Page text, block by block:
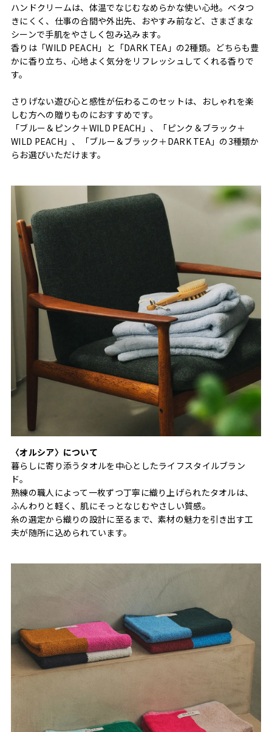
ハンドクリームは、体温でなじむなめらかな使い心地。ベタつ
きにくく、仕事の合間や外出先、おやすみ前など、さまざまな
シーンで手肌をやさしく包み込みます。
香りは「WILD PEACH」と「DARK TEA」の2種類。どちらも豊
かに香り立ち、心地よく気分をリフレッシュしてくれる香りで
す。
さりげない遊び心と感性が伝わるこのセットは、おしゃれを楽
しむ方への贈りものにおすすめです。
「ブルー＆ピンク＋WILD PEACH」、「ピンク＆ブラック＋
WILD PEACH」、「ブルー＆ブラック＋DARK TEA」の3種類か
らお選びいただけます。
〈オルシア〉について
暮らしに寄り添うタオルを中心としたライフスタイルブラン
ド。
熟練の職人によって一枚ずつ丁寧に織り上げられたタオルは、
ふんわりと軽く、肌にそっとなじむやさしい質感。
糸の選定から織りの設計に至るまで、素材の魅力を引き出す工
夫が随所に込められています。